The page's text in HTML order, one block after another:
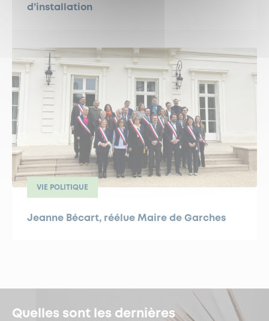
d’installation
VIE POLITIQUE
Jeanne Bécart, réélue Maire de Garches
Quelles sont les dernières